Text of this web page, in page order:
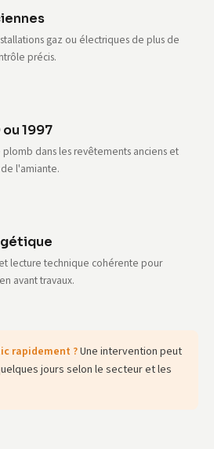
gaz ou électriques de plus de
précis.
1997
dans les revêtements anciens et
l'amiante.
lecture technique cohérente pour
avant travaux.
rapidement ?Une intervention peut
jours selon le secteur et les